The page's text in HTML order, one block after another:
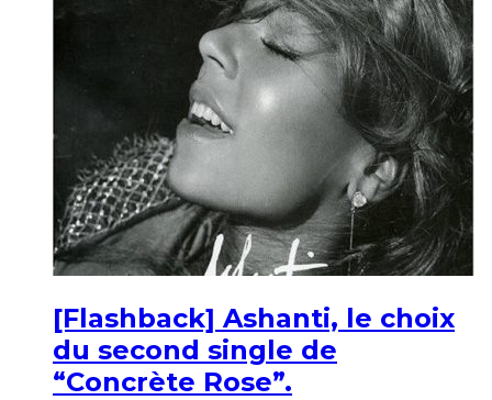
[Flashback] Ashanti, le choix
du second single de
“Concrète Rose”.